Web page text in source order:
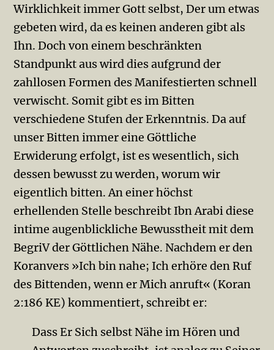
Wirklichkeit immer Gott selbst, Der um etwas
gebeten wird, da es keinen anderen gibt als
Ihn. Doch von einem beschränkten
Standpunkt aus wird dies aufgrund der
zahllosen Formen des Manifestierten schnell
verwischt. Somit gibt es im Bitten
verschiedene Stufen der Erkenntnis. Da auf
unser Bitten immer eine Göttliche
Erwiderung erfolgt, ist es wesentlich, sich
dessen bewusst zu werden, worum wir
eigentlich bitten. An einer höchst
erhellenden Stelle beschreibt Ibn Arabi diese
intime augenblickliche Bewusstheit mit dem
BegriV der Göttlichen Nähe. Nachdem er den
Koranvers »Ich bin nahe; Ich erhöre den Ruf
des Bittenden, wenn er Mich anruft« (Koran
2:186 KE) kommentiert, schreibt er:
Dass Er Sich selbst Nähe im Hören und